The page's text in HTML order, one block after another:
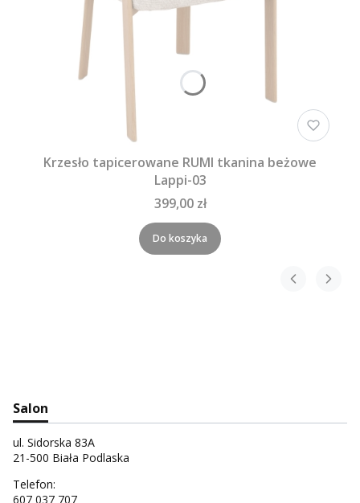
Krzesło tapicerowane RUMI tkanina beżowe
Lappi-03
399,00 zł
Do koszyka
Salon
ul. Sidorska 83A
21-500 Biała Podlaska
Telefon:
607 037 707